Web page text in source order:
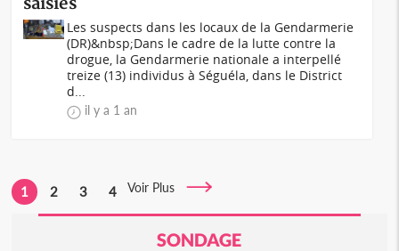
Les suspects dans les locaux de la Gendarmerie
(DR)&nbsp;Dans le cadre de la lutte contre la
drogue, la Gendarmerie nationale a interpellé
treize (13) individus à Séguéla, dans le District
d...
il y a 1 an
1 2 3 4 Voir Plus
SONDAGE